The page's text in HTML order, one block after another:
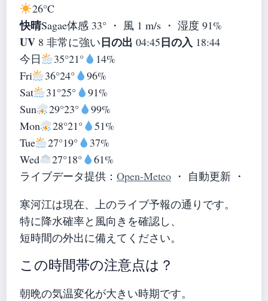
26°C
快晴Sagae体感 33° ・ 風 1 m/s ・ 湿度 91%
UV 8 非常に強い日の出 04:45日の入 18:44
今日
35°21°
14%
Fri
36°24°
96%
Sat
31°25°
91%
Sun
29°23°
99%
Mon
28°21°
51%
Tue
27°19°
37%
Wed
27°18°
61%
ライブデータ提供： Open-Meteo ・ 自動更新 ・
寒河江は現在、上のライブ予報の通りです。
特に降水確率と風向きを確認し、
短時間の外出に備えてください。
この時間帯の注意点は？
朝晩の気温変化が大きい時期です。